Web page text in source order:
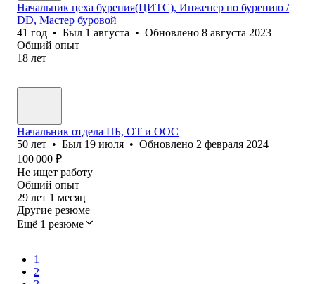
Начальник цеха бурения(ЦИТС), Инженер по бурению /
DD, Мастер буровой
41 год • Был 1 августа • Обновлено 8 августа 2023
Общий опыт
18 лет
Начальник отдела ПБ, ОТ и ООС
50 лет • Был 19 июля • Обновлено 2 февраля 2024
100 000 ₽
Не ищет работу
Общий опыт
29 лет 1 месяц
Другие резюме
Ещё 1 резюме
1
2